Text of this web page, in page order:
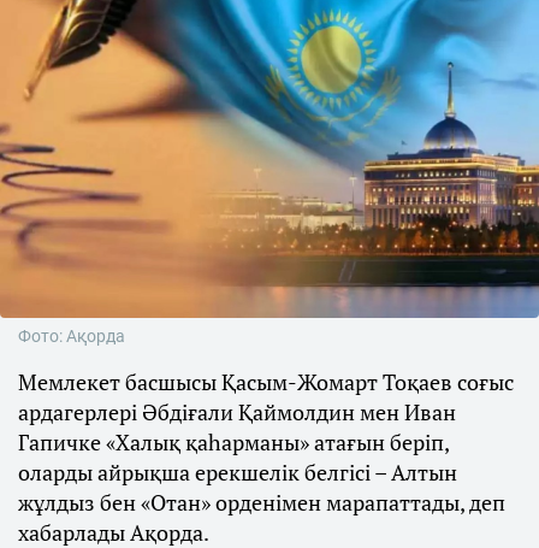
Фото: Ақорда
Мемлекет басшысы Қасым-Жомарт Тоқаев соғыс
ардагерлері Әбдіғали Қаймолдин мен Иван
Гапичке «Халық қаһарманы» атағын беріп,
оларды айрықша ерекшелік белгісі – Алтын
жұлдыз бен «Отан» орденімен марапаттады, деп
хабарлады Ақорда.